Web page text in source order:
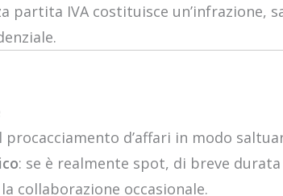
partita IVA costituisce un’infrazione,
procacciamento d’affari in modo
: se è realmente spot, di breve
collaborazione occasionale.